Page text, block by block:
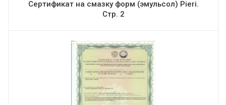
Сертификат на смазку форм (эмульсол) Pieri.
Стр. 2